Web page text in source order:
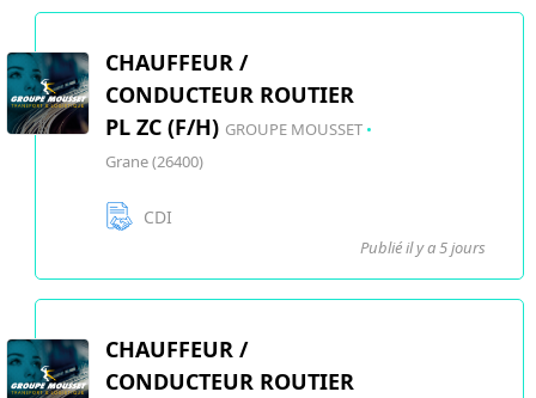
CHAUFFEUR /
CONDUCTEUR ROUTIER
PL ZC (F/H) GROUPE MOUSSET •
Grane (26400)
CDI
Publié il y a 5 jours
CHAUFFEUR /
CONDUCTEUR ROUTIER